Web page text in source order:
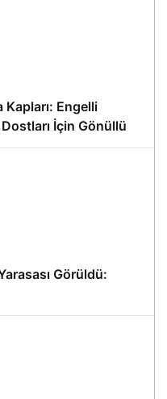
Kapları: Engelli
İçin Gönüllü
Görüldü: